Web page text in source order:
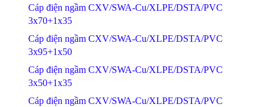
Cáp điện ngầm CXV/SWA-Cu/XLPE/DSTA/PVC
3x70+1x35
Cáp điện ngầm CXV/SWA-Cu/XLPE/DSTA/PVC
3x95+1x50
Cáp điện ngầm CXV/SWA-Cu/XLPE/DSTA/PVC
3x50+1x35
Cáp điện ngầm CXV/SWA-Cu/XLPE/DSTA/PVC